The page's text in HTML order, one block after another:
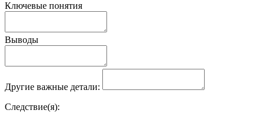
Ключевые понятия
Выводы
Другие важные детали:
Следствие(я):